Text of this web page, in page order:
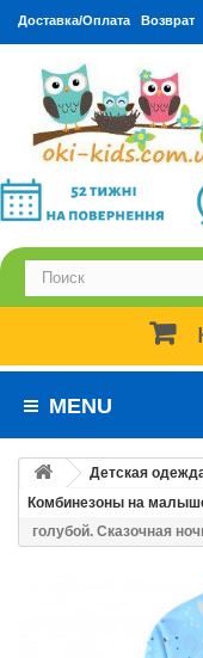
Доставка/Оплата Возврат
MENU
Детская
Комбинезоны на
голубой. Сказочная